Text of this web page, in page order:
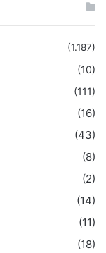
(1.187)
(10)
(111)
(16)
(43)
(8)
(2)
(14)
(11)
(18)